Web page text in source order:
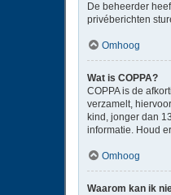
De beheerder
privéberichten
Omhoog
Wat is COPPA?
COPPA is de
verzamelt,
kind, jonger dan
informatie. Houd
Omhoog
Waarom kan ik